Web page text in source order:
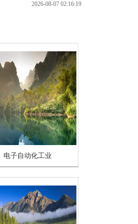
2026-08-07 02:16:19
电子自动化工业